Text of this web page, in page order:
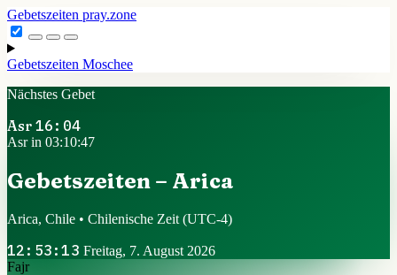
Gebetszeiten pray.zone
Gebetszeiten Moschee
Nächstes Gebet
Asr 16:04
Asr in 03:10:47
Gebetszeiten – Arica
Arica, Chile • Chilenische Zeit (UTC-4)
12:53:13 Freitag, 7. August 2026
Fajr